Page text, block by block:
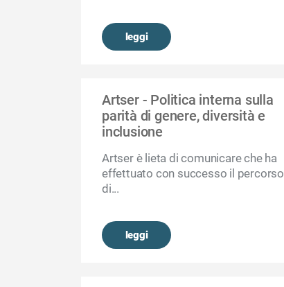
leggi
Artser - Politica interna sulla
parità di genere, diversità e
inclusione
Artser è lieta di comunicare che ha
effettuato con successo il percorso
di...
leggi